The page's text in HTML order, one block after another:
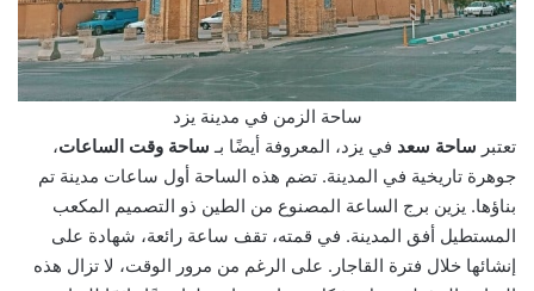
ساحة الزمن في مدينة يزد
تعتبر ساحة سعد في يزد، المعروفة أيضًا بـ ساحة وقت الساعات،
جوهرة تاريخية في المدينة. تضم هذه الساحة أول ساعات مدينة تم
بناؤها. يزين برج الساعة المصنوع من الطين ذو التصميم المكعب
المستطيل أفق المدينة. في قمته، تقف ساعة رائعة، شهادة على
إنشائها خلال فترة القاجار. على الرغم من مرور الوقت، لا تزال هذه